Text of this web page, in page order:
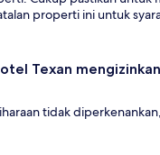
properti ini untuk
Texan
tidak